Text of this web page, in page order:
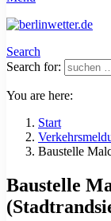
Search
Search for:
You are here:
Start
Baustelle
Baustelle